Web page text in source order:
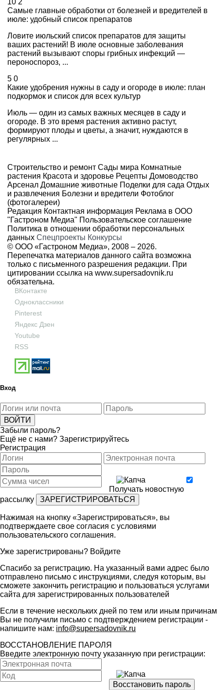
10 2
Самые главные обработки от болезней и вредителей в
июле: удобный список препаратов
Ловите июльский список препаратов для защиты
ваших растений! В июле основные заболевания
растений вызывают споры грибных инфекций —
пероноспороз, ...
5 0
Какие удобрения нужны в саду и огороде в июле: план
подкормок и список для всех культур
Июль — один из самых важных месяцев в саду и
огороде. В это время растения активно растут,
формируют плоды и цветы, а значит, нуждаются в
регулярных ...
Строительство и ремонт Сады мира Комнатные
растения Красота и здоровье Рецепты Домоводство
Арсенал Домашние животные Поделки для сада Отдых
и развлечения Болезни и вредители Фотоблог
(фотогалереи)
Редакция Контактная информация Реклама в ООО
"Гастроном Медиа" Пользовательское соглашение
Политика в отношении обработки персональных
данных Спецпроекты Конкурсы
© ООО «Гастроном Медиа», 2008 – 2026.
Перепечатка материалов данного сайта возможна
только с письменного разрешения редакции. При
цитировании ссылка на www.supersadovnik.ru
обязательна.
ВКонтакте
Одноклассники
Pinterest
Яндекс Дзен
Youtube
RSS
Вход
Забыли пароль?
Ещё не с нами? Зарегистрируйтесь
Регистрация
Получать новостную
рассылку
Нажимая на кнопку «Зарегистрироваться», вы
подтверждаете свое согласия с условиями
пользовательского соглашения.
Уже зарегистрированы? Войдите
Спасибо за регистрацию. На указанный вами адрес было
отправлено письмо с инструкциями, следуя которым, вы
сможете закончить регистрацию и пользоваться услугами
сайта для зарегистрированных пользователей
Если в течение нескольких дней по тем или иным причинам
Вы не получили письмо с подтверждением регистрации -
напишите нам: info@supersadovnik.ru
ВОССТАНОВЛЕНИЕ ПАРОЛЯ
Введите электронную почту указанную при регистрации: